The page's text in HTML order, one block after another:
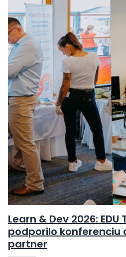
Learn & Dev 2026: EDU
podporilo konferenciu
partner